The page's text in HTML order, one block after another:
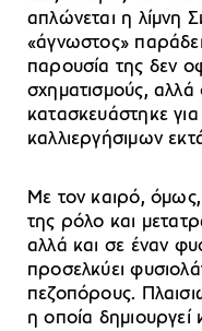
απλώνεται η λίμνη
«άγνωστος»
παρουσία της δεν
σχηματισμούς,
κατασκευάστηκε
καλλιεργήσιμων
Με τον καιρό, όμως,
της ρόλο και
αλλά και σε έναν
προσελκύει
πεζοπόρους.
η οποία δημιουργεί